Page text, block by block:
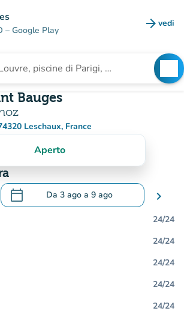
– Google Play arrow_forward vedi
Bauges
Leschaux, France
(apri in Google Maps)
(nuova scheda)
Aperto
calendar_today Da 3 ago a 9 ago
.Aprire il calendario per modificare le
chevron_right
24/24
24/24
24/24
24/24
24/24